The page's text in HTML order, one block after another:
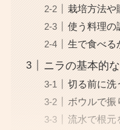
栽培方法や
使う料理の
生で食べる
ニラの基本的
切る前に洗
ボウルで振
流水で根元